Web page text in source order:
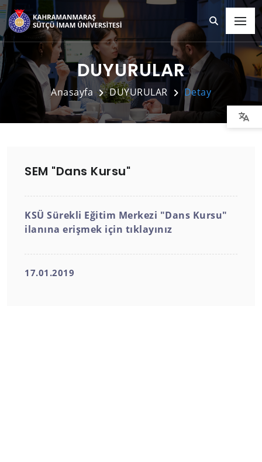
DUYURULAR
Anasayfa DUYURULAR Detay
SEM "Dans Kursu"
KSÜ Sürekli Eğitim Merkezi "Dans Kursu"
ilanına erişmek için tıklayınız
17.01.2019